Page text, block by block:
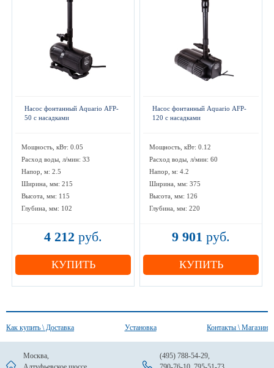
Насос фонтанный Aquario AFP-
50 с насадками
Мощность, кВт: 0.05
Расход воды, л/мин: 33
Напор, м: 2.5
Ширина, мм: 215
Высота, мм: 115
Глубина, мм: 102
4 212 руб.
КУПИТЬ
Насос фонтанный Aquario AFP-
120 с насадками
Мощность, кВт: 0.12
Расход воды, л/мин: 60
Напор, м: 4.2
Ширина, мм: 375
Высота, мм: 126
Глубина, мм: 220
9 901 руб.
КУПИТЬ
Как купить \ Доставка Установка Контакты \ Магазин
Москва,
(495) 788-54-29,